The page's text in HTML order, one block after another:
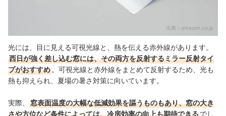
出典： amazon.co.jp
光には、目に見える可視光線と、熱を伝える赤外線があります。
西日が強く差し込む窓には、その両方を反射するミラー反射タイ
プがおすすめ 。可視光線と赤外線をまとめて反射するため、光も
熱も抑えられ、夏場の暑さ対策に向いています。
実際、
窓表面温度の大幅な低減効果を謳うものもあり、窓の大き
さや方位など条件によっては、冷房効率の向上も期待できるでし